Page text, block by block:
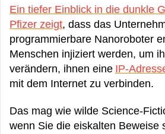
Ein tiefer Einblick in die dunkle
Pfizer zeigt, dass das
programmierbare Nanoroboter
Menschen injiziert werden, um
verändern, ihnen eine IP-
mit dem Internet zu verbinden.
Das mag wie wilde Science-
wenn Sie die eiskalten Beweise